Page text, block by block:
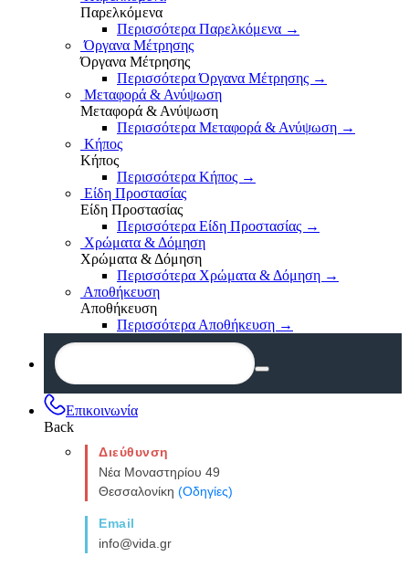
Παρελκόμενα
Περισσότερα Παρελκόμενα →
Όργανα Μέτρησης
Όργανα Μέτρησης
Περισσότερα Όργανα Μέτρησης →
Μεταφορά & Ανύψωση
Μεταφορά & Ανύψωση
Περισσότερα Μεταφορά & Ανύψωση →
Κήπος
Κήπος
Περισσότερα Κήπος →
Είδη Προστασίας
Είδη Προστασίας
Περισσότερα Είδη Προστασίας →
Χρώματα & Δόμηση
Χρώματα & Δόμηση
Περισσότερα Χρώματα & Δόμηση →
Αποθήκευση
Αποθήκευση
Περισσότερα Αποθήκευση →
Επικοινωνία
Back
Διεύθυνση
Νέα Μοναστηρίου 49
Θεσσαλονίκη (Οδηγίες)
Email
info@vida.gr